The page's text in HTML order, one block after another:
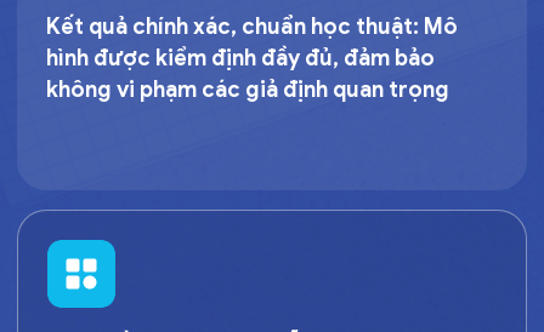
Kết quả chính xác, chuẩn học thuật: Mô
hình được kiểm định đầy đủ, đảm bảo
không vi phạm các giả định quan trọng